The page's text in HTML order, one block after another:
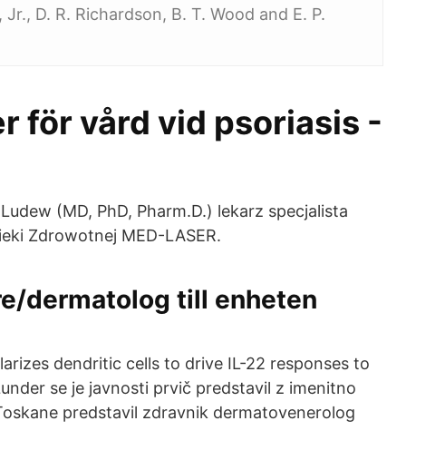
D. R. Richardson, B. T. Wood and E. P.
för vård vid psoriasis -
(MD, PhD, Pharm.D.) lekarz specjalista
Zdrowotnej MED-LASER.
dermatolog till enheten
dendritic cells to drive IL-22 responses to
se je javnosti prvič predstavil z imenitno
predstavil zdravnik dermatovenerolog